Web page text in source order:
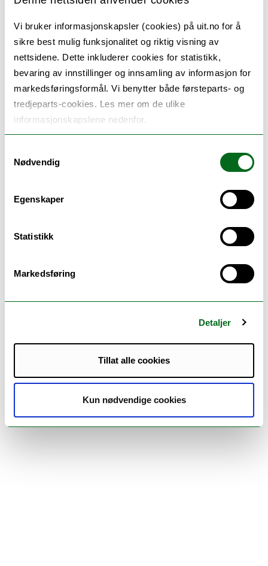
Vi bruker informasjonskapsler (cookies) på uit.no for å
sikre best mulig funksjonalitet og riktig visning av
nettsidene. Dette inkluderer cookies for statistikk,
bevaring av innstillinger og innsamling av informasjon for
markedsføringsformål. Vi benytter både førsteparts- og
tredjeparts-cookies. Les mer om de ulike
informasjonskapslene nedenfor.
Nødvendig
Egenskaper
Statistikk
Markedsføring
Detaljer
Tillat alle cookies
Kun nødvendige cookies